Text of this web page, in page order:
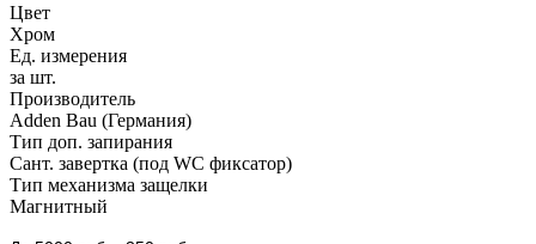
Цвет
Хром
Ед. измерения
за шт.
Производитель
Adden Bau (Германия)
Тип доп. запирания
Сант. завертка (под WC фиксатор)
Тип механизма защелки
Магнитный